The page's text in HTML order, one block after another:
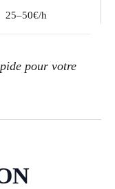
25–50€/h
pour votre